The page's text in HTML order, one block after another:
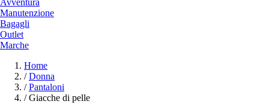
Avventura
Manutenzione
Bagagli
Outlet
Marche
Home
/ Donna
/ Pantaloni
/ Giacche di pelle